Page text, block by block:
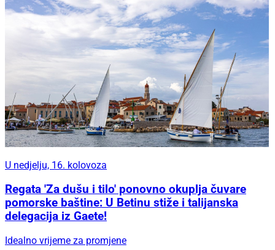
U nedjelju, 16. kolovoza
Regata 'Za dušu i tilo' ponovno okuplja čuvare
pomorske baštine: U Betinu stiže i talijanska
delegacija iz Gaete!
Idealno vrijeme za promjene